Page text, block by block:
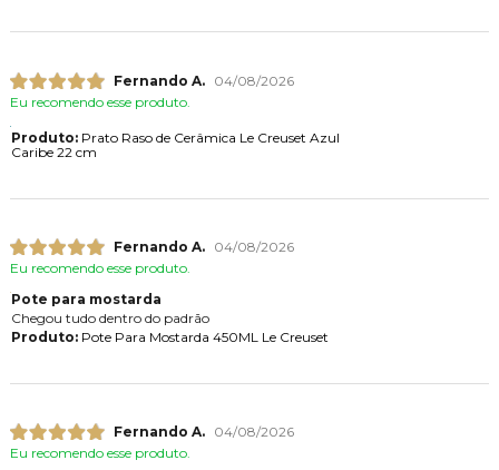
Fernando A.
04/08/2026
Eu recomendo esse produto.
Produto:Prato Raso de Cerâmica Le Creuset Azul
Caribe 22 cm
Fernando A.
04/08/2026
Eu recomendo esse produto.
Pote para mostarda
Chegou tudo dentro do padrão
Produto:Pote Para Mostarda 450ML Le Creuset
Fernando A.
04/08/2026
Eu recomendo esse produto.